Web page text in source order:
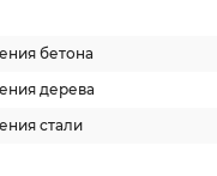
бетона
дерева
стали